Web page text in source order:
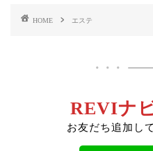
HOME エステ
REVIナ
お友だち追加し